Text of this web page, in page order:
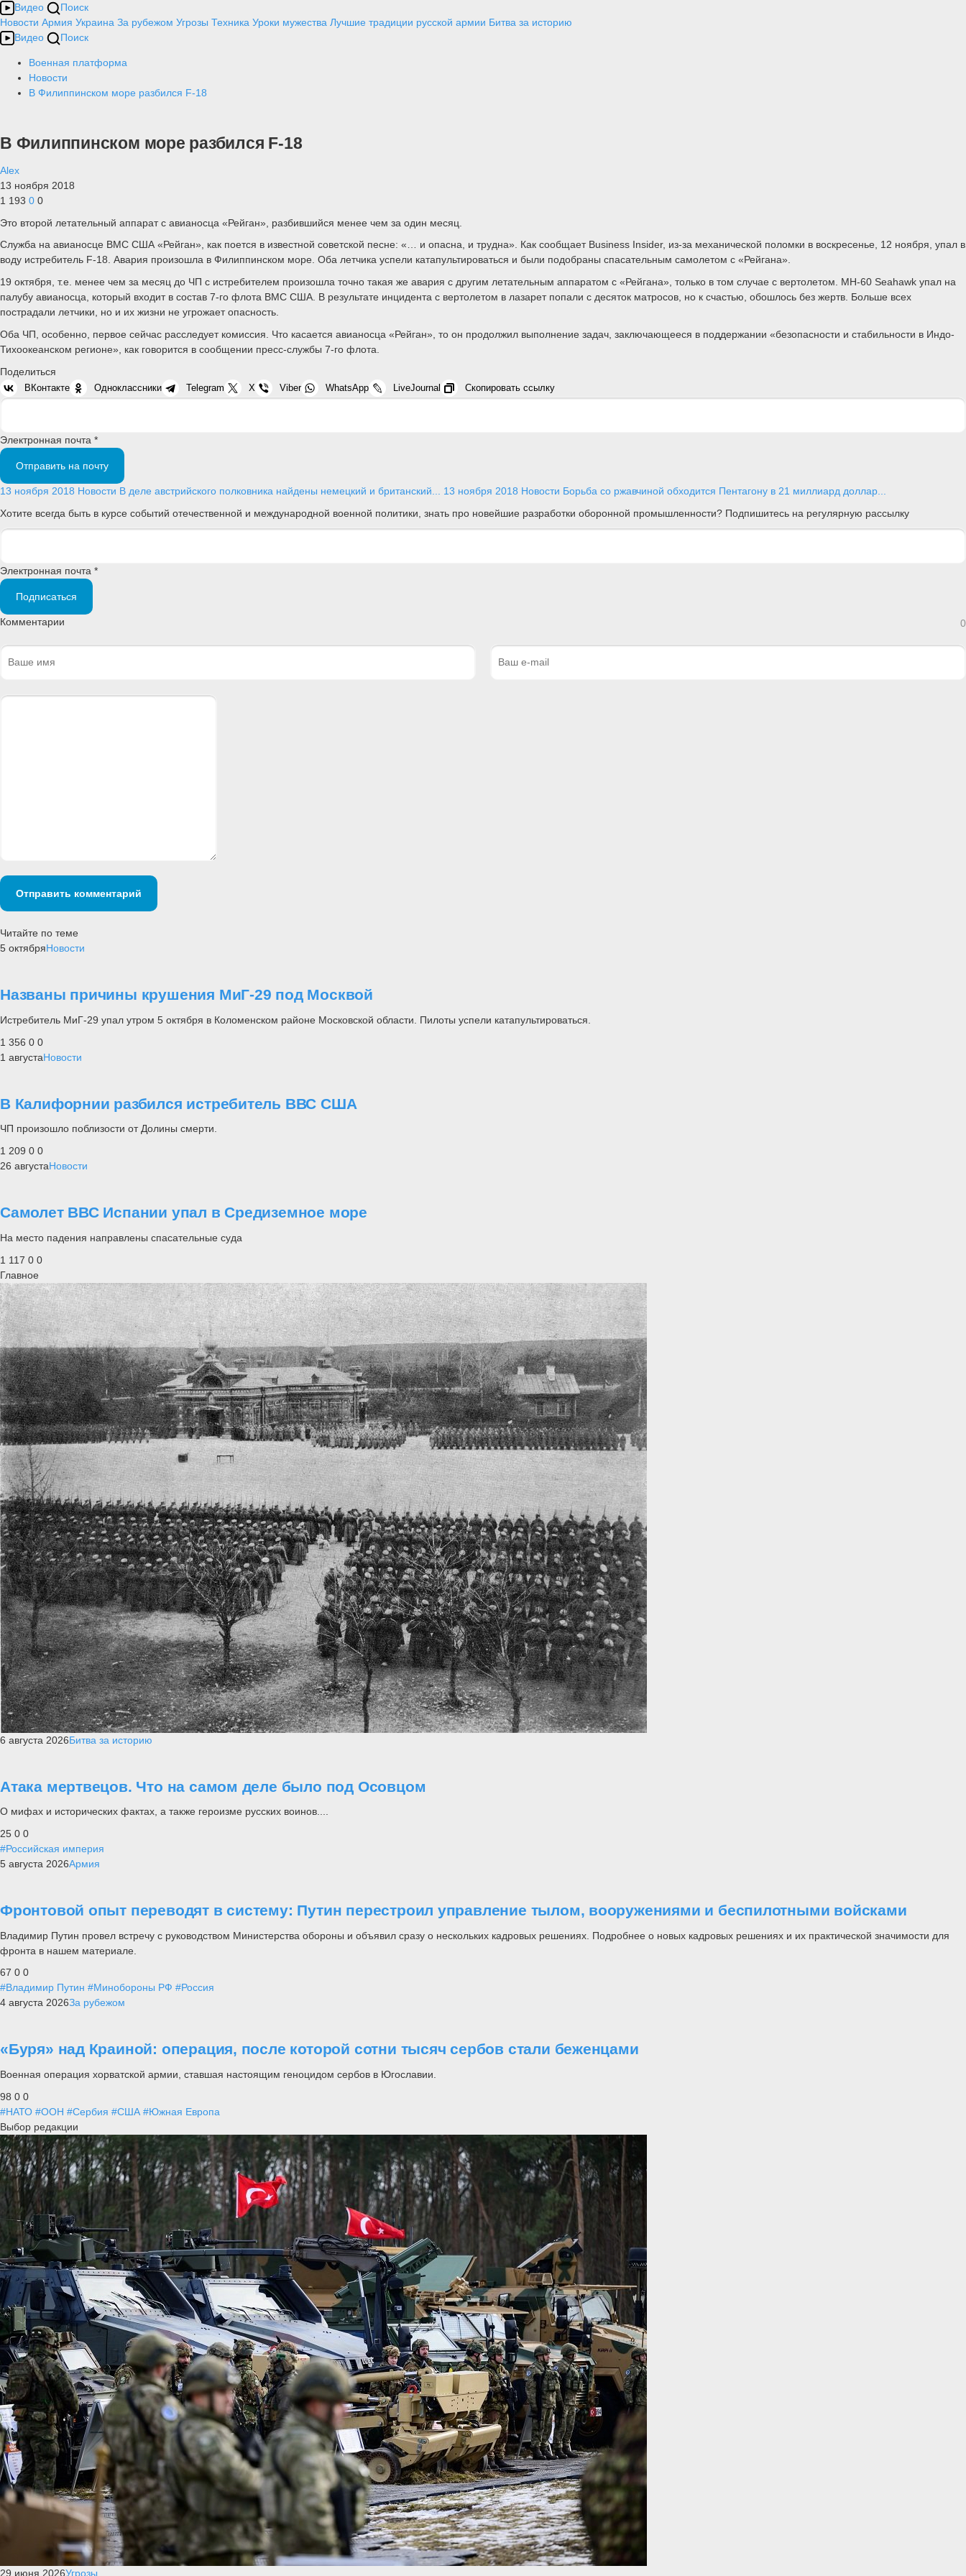
Видео
Поиск
Новости Армия Украина За рубежом Угрозы Техника Уроки мужества Лучшие традиции русской армии Битва за историю
Видео
Поиск
Военная платформа
Новости
В Филиппинском море разбился F-18
В Филиппинском море разбился F-18
Alex
13 ноября 2018
1 193 0 0
Это второй летательный аппарат с авианосца «Рейган», разбившийся менее чем за один месяц.
Служба на авианосце ВМС США «Рейган», как поется в известной советской песне: «… и опасна, и трудна». Как сообщает Business Insider, из-за механической поломки в воскресенье, 12 ноября, упал в
воду истребитель F-18. Авария произошла в Филиппинском море. Оба летчика успели катапультироваться и были подобраны спасательным самолетом с «Рейгана».
19 октября, т.е. менее чем за месяц до ЧП с истребителем произошла точно такая же авария с другим летательным аппаратом с «Рейгана», только в том случае с вертолетом. MH-60 Seahawk упал на
палубу авианосца, который входит в состав 7-го флота ВМС США. В результате инцидента с вертолетом в лазарет попали с десяток матросов, но к счастью, обошлось без жертв. Больше всех
пострадали летчики, но и их жизни не угрожает опасность.
Оба ЧП, особенно, первое сейчас расследует комиссия. Что касается авианосца «Рейган», то он продолжил выполнение задач, заключающееся в поддержании «безопасности и стабильности в Индо-
Тихоокеанском регионе», как говорится в сообщении пресс-службы 7-го флота.
Поделиться
ВКонтакте Одноклассники Telegram X Viber WhatsApp LiveJournal Скопировать ссылку
Электронная почта *
Отправить на почту
13 ноября 2018 Новости В деле австрийского полковника найдены немецкий и британский... 13 ноября 2018 Новости Борьба со ржавчиной обходится Пентагону в 21 миллиард доллар...
Хотите всегда быть в курсе событий отечественной и международной военной политики, знать про новейшие разработки оборонной промышленности? Подпишитесь на регулярную рассылку
Электронная почта *
Подписаться
Комментарии 0
Отправить комментарий
Читайте по теме
5 октябряНовости
Названы причины крушения МиГ-29 под Москвой
Истребитель МиГ-29 упал утром 5 октября в Коломенском районе Московской области. Пилоты успели катапультироваться.
1 356 0 0
1 августаНовости
В Калифорнии разбился истребитель ВВС США
ЧП произошло поблизости от Долины смерти.
1 209 0 0
26 августаНовости
Самолет ВВС Испании упал в Средиземное море
На место падения направлены спасательные суда
1 117 0 0
Главное
6 августа 2026Битва за историю
Атака мертвецов. Что на самом деле было под Осовцом
О мифах и исторических фактах, а также героизме русских воинов....
25 0 0
#Российская империя
5 августа 2026Армия
Фронтовой опыт переводят в систему: Путин перестроил управление тылом, вооружениями и беспилотными войсками
Владимир Путин провел встречу с руководством Министерства обороны и объявил сразу о нескольких кадровых решениях. Подробнее о новых кадровых решениях и их практической значимости для
фронта в нашем материале.
67 0 0
#Владимир Путин #Минобороны РФ #Россия
4 августа 2026За рубежом
«Буря» над Краиной: операция, после которой сотни тысяч сербов стали беженцами
Военная операция хорватской армии, ставшая настоящим геноцидом сербов в Югославии.
98 0 0
#НАТО #ООН #Сербия #США #Южная Европа
Выбор редакции
29 июня 2026Угрозы